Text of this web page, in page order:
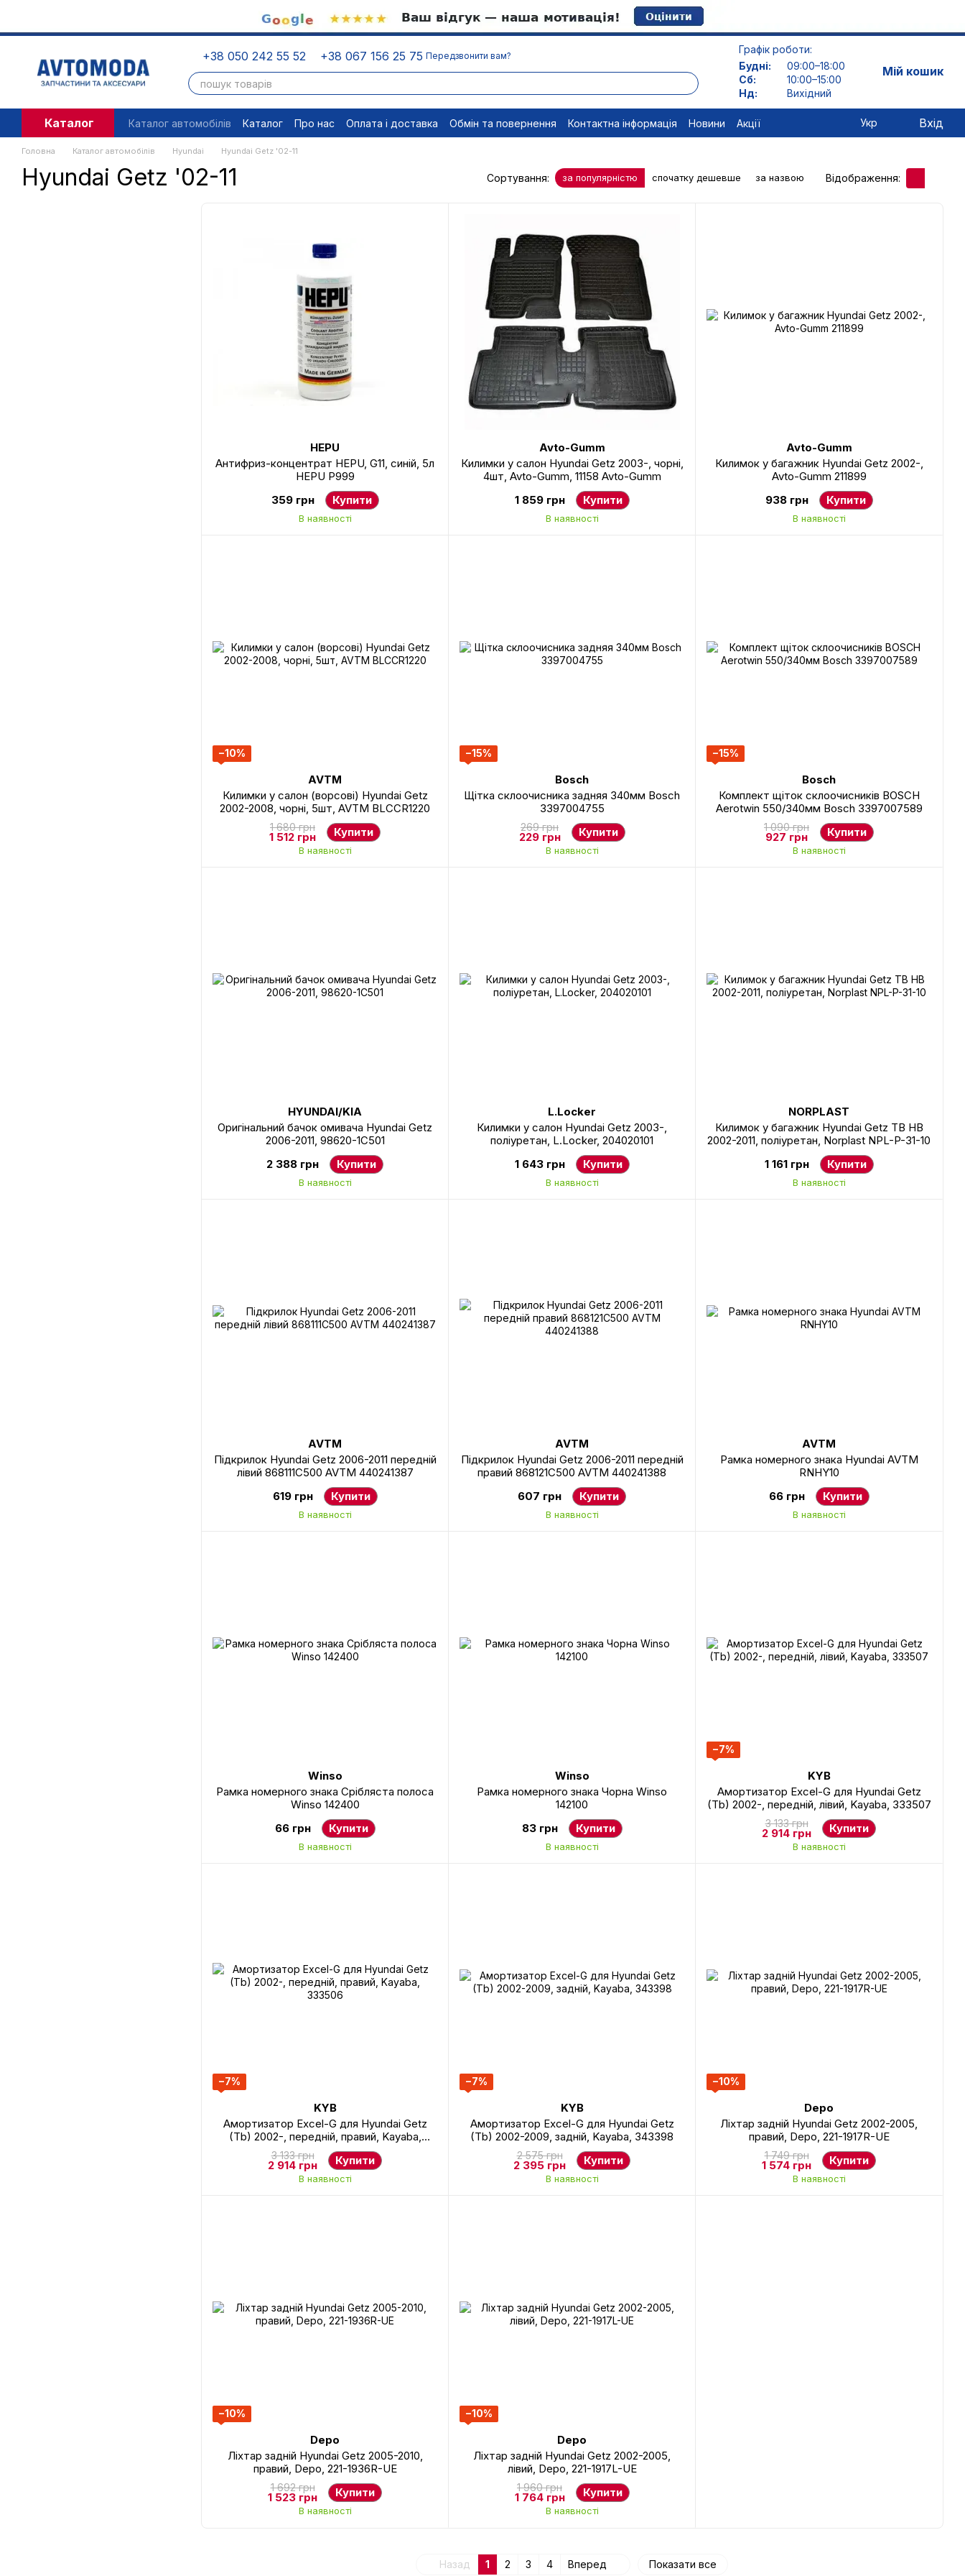
+38 050 242 55 52 +38 067 156 25 75 Передзвонити вам?
Графік роботи:
Будні:
09:00–18:00
Сб:
10:00–15:00
Нд:
Вихідний
Мій кошик
Каталог Каталог автомобілів Каталог Про нас Оплата і доставка Обмін та повернення Контактна інформація Новини
Акції
Угода користувача
Правові документи Відписатися
Укр Вхід
Головна Каталог автомобілів Hyundai Hyundai Getz '02-11
Hyundai Getz '02-11 Сортування: за популярністю спочатку дешевше за назвою Відображення:
HEPU
Антифриз-концентрат HEPU, G11, синій, 5л
HEPU P999
359 грн
Купити
В наявності
Avto-Gumm
Килимки у салон Hyundai Getz 2003-, чорні,
4шт, Avto-Gumm, 11158 Avto-Gumm
1 859 грн
Купити
В наявності
Avto-Gumm
Килимок у багажник Hyundai Getz 2002-,
Avto-Gumm 211899
938 грн
Купити
В наявності
−10%
AVTM
Килимки у салон (ворсові) Hyundai Getz
2002-2008, чорні, 5шт, AVTM BLCCR1220
1 680 грн
1 512 грн Купити
В наявності
−15%
Bosch
Щітка склоочисника задняя 340мм Bosch
3397004755
269 грн
229 грн Купити
В наявності
−15%
Bosch
Комплект щіток склоочисників BOSCH
Aerotwin 550/340мм Bosch 3397007589
1 090 грн
927 грн Купити
В наявності
HYUNDAI/KIA
Оригінальний бачок омивача Hyundai Getz
2006-2011, 98620-1C501
2 388 грн
Купити
В наявності
L.Locker
Килимки у салон Hyundai Getz 2003-,
поліуретан, L.Locker, 204020101
1 643 грн
Купити
В наявності
NORPLAST
Килимок у багажник Hyundai Getz TB HB
2002-2011, поліуретан, Norplast NPL-P-31-10
1 161 грн
Купити
В наявності
AVTM
Підкрилок Hyundai Getz 2006-2011 передній
лівий 868111C500 AVTM 440241387
619 грн
Купити
В наявності
AVTM
Підкрилок Hyundai Getz 2006-2011 передній
правий 868121C500 AVTM 440241388
607 грн
Купити
В наявності
AVTM
Рамка номерного знака Hyundai AVTM
RNHY10
66 грн
Купити
В наявності
Winso
Рамка номерного знака Срібляста полоса
Winso 142400
66 грн
Купити
В наявності
Winso
Рамка номерного знака Чорна Winso
142100
83 грн
Купити
В наявності
−7%
KYB
Амортизатор Excel-G для Hyundai Getz
(Tb) 2002-, передній, лівий, Kayaba, 333507
3 133 грн
2 914 грн Купити
В наявності
−7%
KYB
Амортизатор Excel-G для Hyundai Getz
(Tb) 2002-, передній, правий, Kayaba,
333506
3 133 грн
2 914 грн Купити
В наявності
−7%
KYB
Амортизатор Excel-G для Hyundai Getz
(Tb) 2002-2009, задній, Kayaba, 343398
2 575 грн
2 395 грн Купити
В наявності
−10%
Depo
Ліхтар задній Hyundai Getz 2002-2005,
правий, Depo, 221-1917R-UE
1 749 грн
1 574 грн Купити
В наявності
−10%
Depo
Ліхтар задній Hyundai Getz 2005-2010,
правий, Depo, 221-1936R-UE
1 692 грн
1 523 грн Купити
В наявності
−10%
Depo
Ліхтар задній Hyundai Getz 2002-2005,
лівий, Depo, 221-1917L-UE
1 960 грн
1 764 грн Купити
В наявності
Назад 1 2 3 4 Вперед Показати все